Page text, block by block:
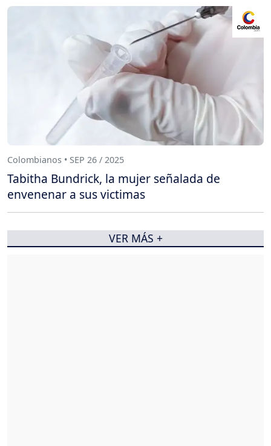
Colombianos • SEP 26 / 2025
Tabitha Bundrick, la mujer señalada de
envenenar a sus victimas
VER MÁS +